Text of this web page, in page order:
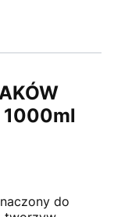
1000ml
do